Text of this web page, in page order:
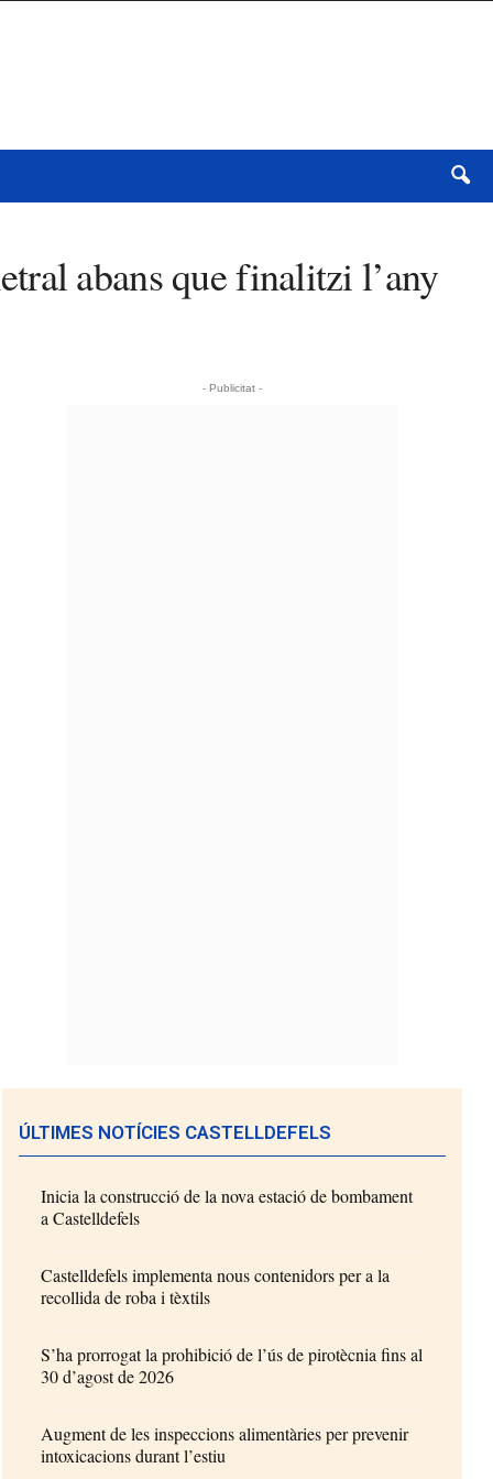
abans que finalitzi l’any
- Publicitat -
ÚLTIMES NOTÍCIES CASTELLDEFELS
Inicia la construcció de la nova estació de bombament
a Castelldefels
Castelldefels implementa nous contenidors per a la
recollida de roba i tèxtils
S’ha prorrogat la prohibició de l’ús de pirotècnia fins al
30 d’agost de 2026
Augment de les inspeccions alimentàries per prevenir
intoxicacions durant l’estiu